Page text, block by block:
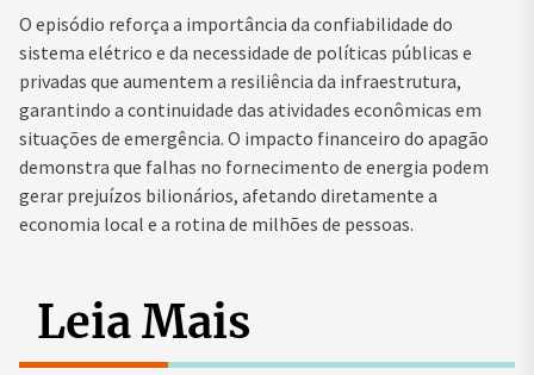
O episódio reforça a importância da confiabilidade do
sistema elétrico e da necessidade de políticas públicas e
privadas que aumentem a resiliência da infraestrutura,
garantindo a continuidade das atividades econômicas em
situações de emergência. O impacto financeiro do apagão
demonstra que falhas no fornecimento de energia podem
gerar prejuízos bilionários, afetando diretamente a
economia local e a rotina de milhões de pessoas.
Leia Mais